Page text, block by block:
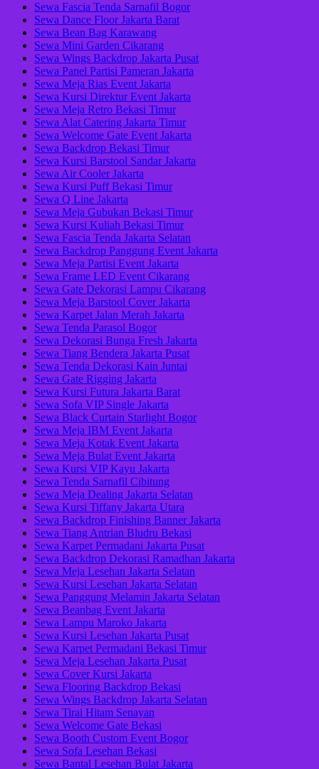
Sewa Fascia Tenda Sarnafil Bogor
Sewa Dance Floor Jakarta Barat
Sewa Bean Bag Karawang
Sewa Mini Garden Cikarang
Sewa Wings Backdrop Jakarta Pusat
Sewa Panel Partisi Pameran Jakarta
Sewa Meja Rias Event Jakarta
Sewa Kursi Direktur Event Jakarta
Sewa Meja Retro Bekasi Timur
Sewa Alat Catering Jakarta Timur
Sewa Welcome Gate Event Jakarta
Sewa Backdrop Bekasi Timur
Sewa Kursi Barstool Sandar Jakarta
Sewa Air Cooler Jakarta
Sewa Kursi Puff Bekasi Timur
Sewa Q Line Jakarta
Sewa Meja Gubukan Bekasi Timur
Sewa Kursi Kuliah Bekasi Timur
Sewa Fascia Tenda Jakarta Selatan
Sewa Backdrop Panggung Event Jakarta
Sewa Meja Partisi Event Jakarta
Sewa Frame LED Event Cikarang
Sewa Gate Dekorasi Lampu Cikarang
Sewa Meja Barstool Cover Jakarta
Sewa Karpet Jalan Merah Jakarta
Sewa Tenda Parasol Bogor
Sewa Dekorasi Bunga Fresh Jakarta
Sewa Tiang Bendera Jakarta Pusat
Sewa Tenda Dekorasi Kain Juntai
Sewa Gate Rigging Jakarta
Sewa Kursi Futura Jakarta Barat
Sewa Sofa VIP Single Jakarta
Sewa Black Curtain Starlight Bogor
Sewa Meja IBM Event Jakarta
Sewa Meja Kotak Event Jakarta
Sewa Meja Bulat Event Jakarta
Sewa Kursi VIP Kayu Jakarta
Sewa Tenda Sarnafil Cibitung
Sewa Meja Dealing Jakarta Selatan
Sewa Kursi Tiffany Jakarta Utara
Sewa Backdrop Finishing Banner Jakarta
Sewa Tiang Antrian Bludru Bekasi
Sewa Karpet Permadani Jakarta Pusat
Sewa Backdrop Dekorasi Ramadhan Jakarta
Sewa Meja Lesehan Jakarta Selatan
Sewa Kursi Lesehan Jakarta Selatan
Sewa Panggung Melamin Jakarta Selatan
Sewa Beanbag Event Jakarta
Sewa Lampu Maroko Jakarta
Sewa Kursi Lesehan Jakarta Pusat
Sewa Karpet Permadani Bekasi Timur
Sewa Meja Lesehan Jakarta Pusat
Sewa Cover Kursi Jakarta
Sewa Flooring Backdrop Bekasi
Sewa Wings Backdrop Jakarta Selatan
Sewa Tirai Hitam Senayan
Sewa Welcome Gate Bekasi
Sewa Booth Custom Event Bogor
Sewa Sofa Lesehan Bekasi
Sewa Bantal Lesehan Bulat Jakarta